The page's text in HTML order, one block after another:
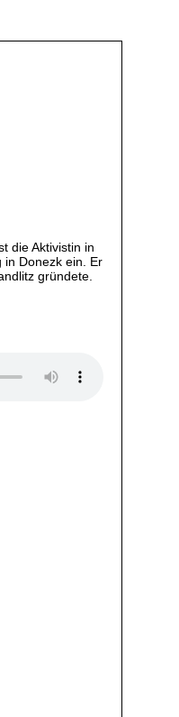
die Aktivistin in
in Donezk ein. Er
gründete.